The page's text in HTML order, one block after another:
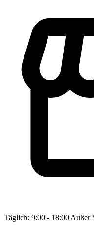
Täglich: 9:00 - 18:00 Außer